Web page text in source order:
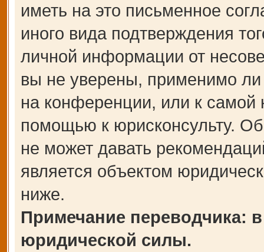
иметь на это письменное
иного вида подтверждения
личной информации от
вы не уверены, применимо ли
на конференции, или к самой
помощью к юрисконсульту.
не может давать
является объектом
ниже.
Примечание переводчика:
юридической силы.